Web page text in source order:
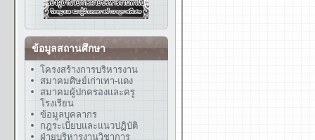
ข้อมูลสถานศึกษา
โครงสร้างการบริหารงาน
สมาคมศิษย์เก่าเทา-แดง
สมาคมผู้ปกครองและครู
โรงเรียน
ข้อมูลบุคลากร
กฎระเบียบและแนวปฏิบัติ
ฝ่ายบริหารงานวิชาการ